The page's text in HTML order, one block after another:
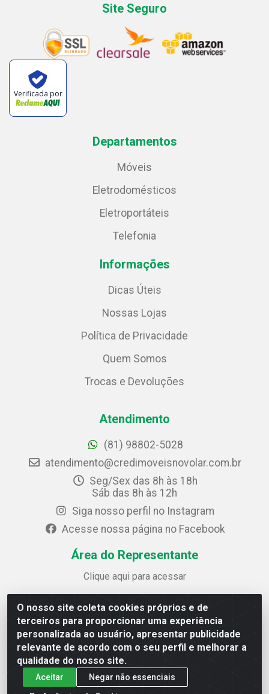
O nosso site coleta cookies próprios e de
terceiros para proporcionar uma experiência
personalizada ao usuário, apresentar publicidade
relevante de acordo com o seu perfil e melhorar a
qualidade do nosso site.
Aceitar
Negar não essenciais
Site Seguro
Verificada por
Departamentos
Móveis
Eletrodomésticos
Eletroportáteis
Telefonia
Informações
Dicas Úteis
Nossas Lojas
Política de Privacidade
Quem Somos
Trocas e Devoluções
Atendimento
(81) 98802-5028
atendimento@credimoveisnovolar.com.br
Seg/Sex das 8h às 18h
Sáb das 8h às 12h
Siga nosso perfil no Instagram
Acesse nossa página no Facebook
Área do Representante
Clique aqui para acessar
Credimóveis Novolar Ltda
Rua José Alves Bezerra, 430 - Prazeres - Jaboatão dos
Guararapes / PE - CEP 54.325-610
CNPJ: 09.930.165/0013-70